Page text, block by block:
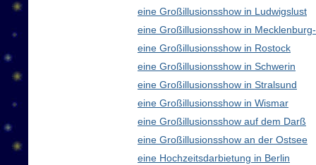
eine Großillusionsshow in Ludwigslust
eine Großillusionsshow in
eine Großillusionsshow in Rostock
eine Großillusionsshow in Schwerin
eine Großillusionsshow in Stralsund
eine Großillusionsshow in Wismar
eine Großillusionsshow auf dem Darß
eine Großillusionsshow an der Ostsee
eine Hochzeitsdarbietung in Berlin